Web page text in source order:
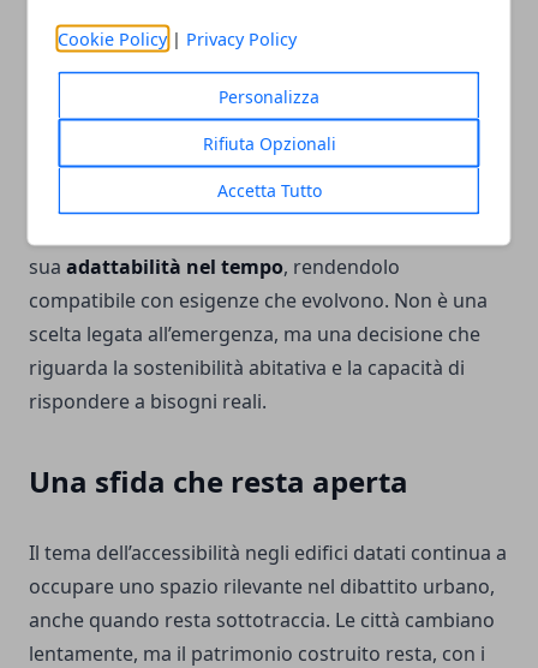
Cookie Policy | Privacy Policy
Personalizza
Rifiuta Opzionali
Accetta Tutto
mercato e più flessibile rispetto a cambiamenti
demografici e familiari. Al contrario, l’assenza di un
ascensore può diventare un limite strutturale,
riducendo la platea di potenziali acquirenti o
locatari.
sua adattabilità nel tempo, rendendolo
compatibile con esigenze che evolvono. Non è una
scelta legata all’emergenza, ma una decisione che
riguarda la sostenibilità abitativa e la capacità di
rispondere a bisogni reali.
Una sfida che resta aperta
Il tema dell’accessibilità negli edifici datati continua a
occupare uno spazio rilevante nel dibattito urbano,
anche quando resta sottotraccia. Le città cambiano
lentamente, ma il patrimonio costruito resta, con i